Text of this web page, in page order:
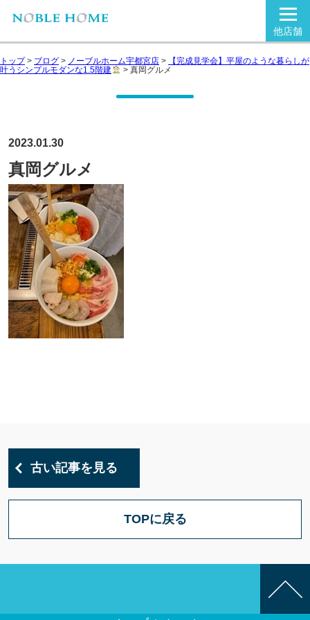
他店舗
トップ> ブログ > ノーブルホーム宇都宮店 >
【完成見学会】平屋のような暮らしが
叶うシンプルモダンな1.5階建
> 真岡グルメ
2023.01.30
真岡グルメ
古い記事を見る
TOPに戻る